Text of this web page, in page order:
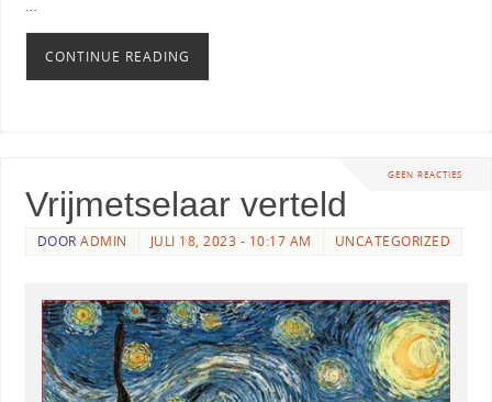
…
CONTINUE READING
GEEN REACTIES
Vrijmetselaar verteld
DOORADMIN JULI 18, 2023 - 10:17 AM UNCATEGORIZED